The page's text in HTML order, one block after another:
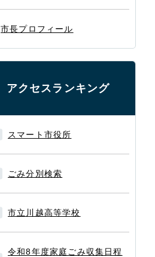
市長プロフィール
アクセスランキング
スマート市役所
ごみ分別検索
市立川越高等学校
令和8年度家庭ごみ収集日程